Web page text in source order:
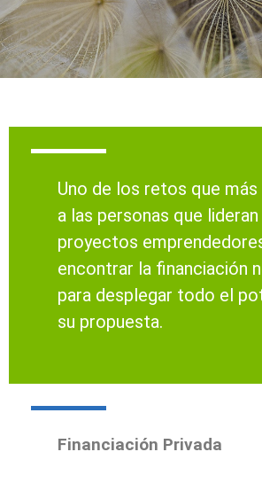
Uno de los retos que
a las personas que lideran
proyectos
encontrar la financiación
para desplegar todo el
su propuesta.
Financiación Privada